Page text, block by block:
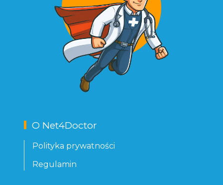
O Net4Doctor
Polityka prywatności
Regulamin